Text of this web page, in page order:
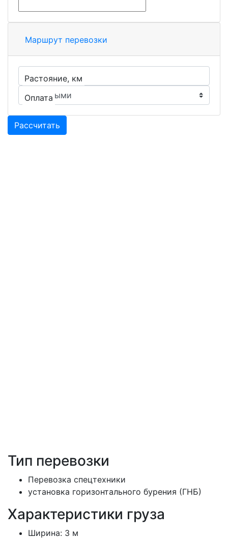
Маршрут перевозки
Растояние, км
Оплата
Рассчитать
Тип перевозки
Перевозка спецтехники
установка горизонтального бурения (ГНБ)
Характеристики груза
Ширина: 3 м